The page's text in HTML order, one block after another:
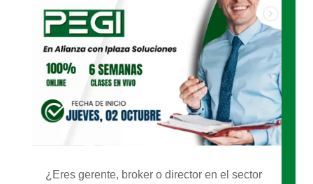
¿Eres gerente, broker o director en el sector